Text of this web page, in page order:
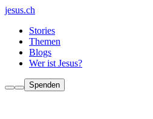
jesus.ch
Stories
Themen
Blogs
Wer ist Jesus?
Spenden